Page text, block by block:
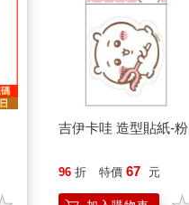
吉伊卡哇 造型貼紙-粉
96 折 特價 67 元